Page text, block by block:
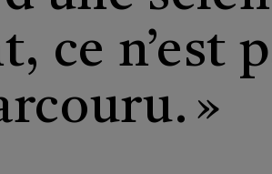
ce n’est
»